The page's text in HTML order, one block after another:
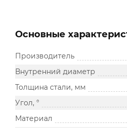
Основные
Производитель
Внутренний диаметр
Толщина стали, мм
Угол, °
Материал